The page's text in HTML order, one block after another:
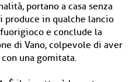
portano a casa senza
produce in qualche lancio
e conclude la
di Vano, colpevole di aver
una gomitata.